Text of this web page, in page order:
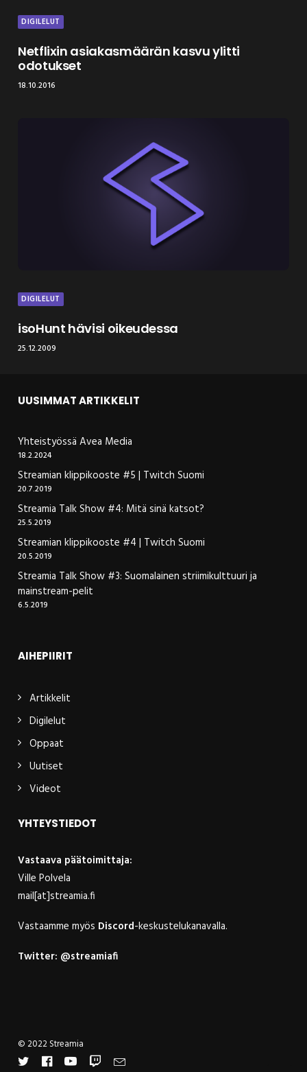
DIGILELUT
Netflixin asiakasmäärän kasvu ylitti
odotukset
18.10.2016
DIGILELUT
isoHunt hävisi oikeudessa
25.12.2009
UUSIMMAT ARTIKKELIT
Yhteistyössä Avea Media
18.2.2024
Streamian klippikooste #5 | Twitch Suomi
20.7.2019
Streamia Talk Show #4: Mitä sinä katsot?
25.5.2019
Streamian klippikooste #4 | Twitch Suomi
20.5.2019
Streamia Talk Show #3: Suomalainen striimikulttuuri ja
mainstream-pelit
6.5.2019
AIHEPIIRIT
Artikkelit
Digilelut
Oppaat
Uutiset
Videot
YHTEYSTIEDOT
Vastaava päätoimittaja:
Ville Polvela
mail[at]streamia.fi
Vastaamme myös Discord-keskustelukanavalla.
Twitter: @streamiafi
© 2022 Streamia